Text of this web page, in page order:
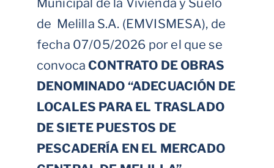
de Melilla S.A. (EMVISMESA), de
fecha 07/05/2026 por el que se
convoca CONTRATO DE OBRAS
DENOMINADO “ADECUACIÓN DE
LOCALES PARA EL TRASLADO
DE SIETE PUESTOS DE
PESCADERÍA EN EL MERCADO